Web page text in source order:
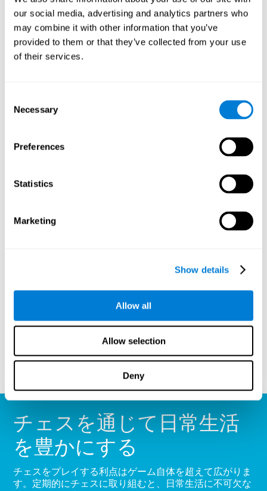
our social media, advertising and analytics partners who
may combine it with other information that you’ve
provided to them or that they’ve collected from your use
of their services.
Selection
Necessary
Preferences
Statistics
Marketing
Show details
Allow all
Allow selection
Deny
ティを構築する
CogniFitを使用してオンラインでチェスをプレイするこ
とのもう 1 つの大きな利点は、コミュニティ感が育まれ
ることです。プレイヤーは孤立していません。彼らはチ
ミュニティの側面により、ゲームにソーシャルな側面が
導入され、プレイヤーが互いに学び、戦略を共有し、さ
ざまなスキル レベルや地理的な場所を越えてプレーヤ
ーを結び付けるプラットフォームの能力は、チェスの普
いますか? CogniFit のチェス プラットフォームは、学
高みに達するのを見てください。 CogniFitを使用する
と、ただチェスをプレイするだけでなく、脳の可能性を
今すぐプレイ
チェスを通じて日常生活
を豊かにする
チェスをプレイする利点はゲーム自体を超えて広がりま
す。定期的にチェスに取り組むと、日常生活に不可欠な